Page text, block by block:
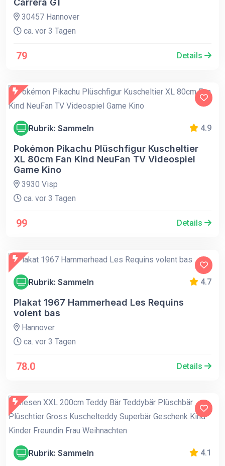
Carrera GT
30457 Hannover
ca. vor 3 Tagen
79 Details
Rubrik: Sammeln 4.9
Pokémon Pikachu Plüschfigur Kuscheltier
XL 80cm Fan Kind NeuFan TV Videospiel
Game Kino
3930 Visp
ca. vor 3 Tagen
99 Details
Rubrik: Sammeln 4.7
Plakat 1967 Hammerhead Les Requins
volent bas
Hannover
ca. vor 3 Tagen
78.0 Details
Rubrik: Sammeln 4.1